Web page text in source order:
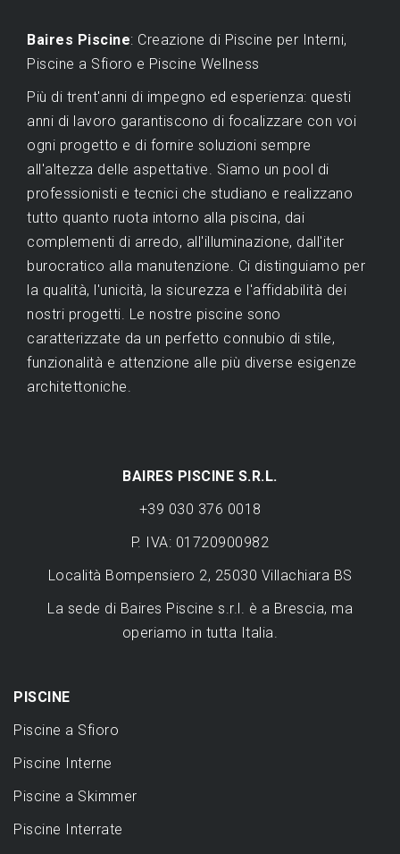
Baires Piscine: Creazione di Piscine per Interni,
Piscine a Sfioro e Piscine Wellness
Più di trent'anni di impegno ed esperienza: questi
anni di lavoro garantiscono di focalizzare con voi
ogni progetto e di fornire soluzioni sempre
all'altezza delle aspettative. Siamo un pool di
professionisti e tecnici che studiano e realizzano
tutto quanto ruota intorno alla piscina, dai
complementi di arredo, all'illuminazione, dall'iter
burocratico alla manutenzione. Ci distinguiamo per
la qualità, l'unicità, la sicurezza e l'affidabilità dei
nostri progetti. Le nostre piscine sono
caratterizzate da un perfetto connubio di stile,
funzionalità e attenzione alle più diverse esigenze
architettoniche.
BAIRES PISCINE S.R.L.
+39 030 376 0018
P. IVA: 01720900982
Località Bompensiero 2, 25030 Villachiara BS
La sede di Baires Piscine s.r.l. è a Brescia, ma
operiamo in tutta Italia.
PISCINE
Piscine a Sfioro
Piscine Interne
Piscine a Skimmer
Piscine Interrate